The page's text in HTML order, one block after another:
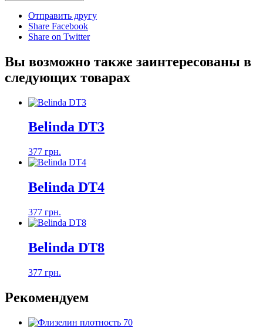
Отправить другу
Share Facebook
Share on Twitter
Вы возможно также заинтересованы в
следующих товарах
Belinda DT3
377 грн.
Belinda DT4
377 грн.
Belinda DT8
377 грн.
Рекомендуем